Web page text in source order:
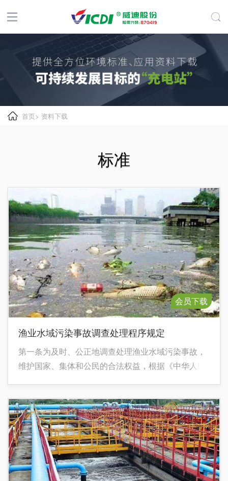
首页> 资料下载
标准
会员下载
渔业水域污染事故调查处理程序规定
第一条为及时、公正地调查处理渔业水域污染事故，
维护国家、集体和公民的合法权益，根据《中华人民
制定本规定。